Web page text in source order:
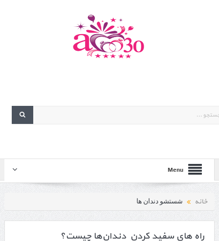
Menu
خانه شستشو دندان ها
راه های سفید کردن دندان‌ها چیست؟